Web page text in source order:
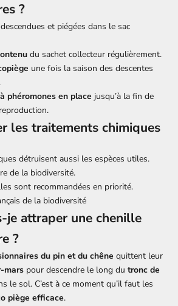
?
et piégées dans le sac
du sachet collecteur régulièrement.
une fois la saison des descentes
phéromones en place jusqu’à la fin de
les traitements chimiques
détruisent aussi les espèces utiles.
de la biodiversité.
sont recommandées en priorité.
de la biodiversité
je attraper une chenille
?
du pin et du chêne quittent leur
mars pour descendre le long du tronc de
le sol. C’est à ce moment qu’il faut les
piège efficace.